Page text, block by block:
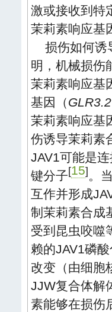
激或接收到特
茉莉素响应基
损伤如何诱
明，机械损伤
茉莉素响应基
基因（GLR3.2
茉莉素响应基
伤诱导茉莉素
JAV1可能是
键分子[15] 。
互作并形成
制茉莉素合成
受到昆虫咬噬
赖的JAV1磷
改变（由细胞
JJW复合体解
素能够在损伤